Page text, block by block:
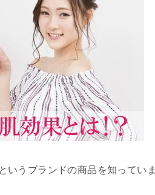
いうブランドの商品を知っていま